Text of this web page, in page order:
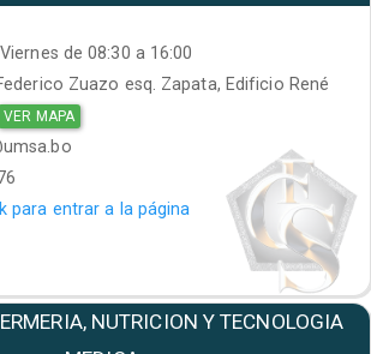
Viernes de 08:30 a 16:00
Zuazo esq. Zapata, Edificio René
VER MAPA
para entrar a la página
NUTRICION Y TECNOLOGIA